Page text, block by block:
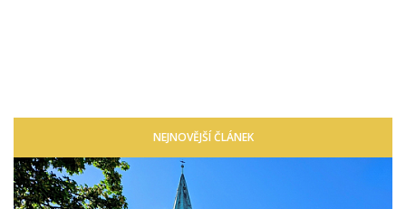
NEJNOVĚJŠÍ ČLÁNEK